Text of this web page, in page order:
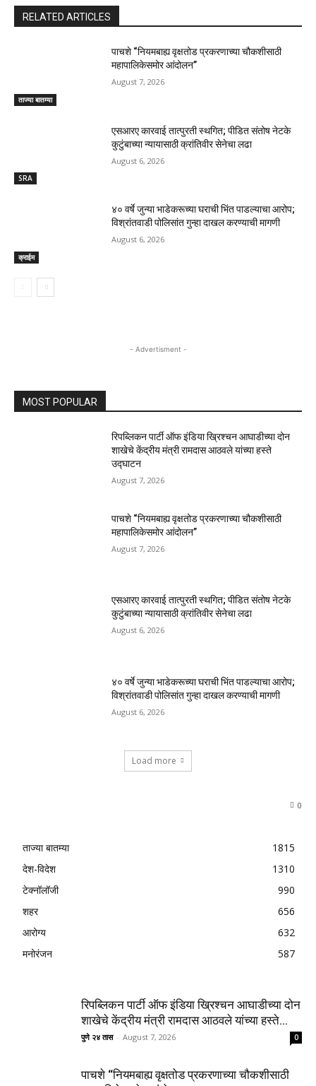
RELATED ARTICLES
ताज्या बातम्या
पाचशे “नियमबाह्य वृक्षतोड प्रकरणाच्या चौकशीसाठी
महापालिकेसमोर आंदोलन”
August 7, 2026
SRA
एसआरए कारवाई तात्पुरती स्थगित; पीडित संतोष नेटके
कुटुंबाच्या न्यायासाठी क्रांतिवीर सेनेचा लढा
August 6, 2026
क्राईम
४० वर्षे जुन्या भाडेकरूच्या घराची भिंत पाडल्याचा आरोप;
विश्रांतवाडी पोलिसांत गुन्हा दाखल करण्याची मागणी
August 6, 2026
- Advertisment -
MOST POPULAR
रिपब्लिकन पार्टी ऑफ इंडिया ख्रिश्चन आघाडीच्या दोन
शाखेचे केंद्रीय मंत्री रामदास आठवले यांच्या हस्ते
उद्घाटन
August 7, 2026
पाचशे “नियमबाह्य वृक्षतोड प्रकरणाच्या चौकशीसाठी
महापालिकेसमोर आंदोलन”
August 7, 2026
एसआरए कारवाई तात्पुरती स्थगित; पीडित संतोष नेटके
कुटुंबाच्या न्यायासाठी क्रांतिवीर सेनेचा लढा
August 6, 2026
४० वर्षे जुन्या भाडेकरूच्या घराची भिंत पाडल्याचा आरोप;
विश्रांतवाडी पोलिसांत गुन्हा दाखल करण्याची मागणी
August 6, 2026
Load more
0
ताज्या बातम्या
1815
देश-विदेश
1310
टेक्नॉलॉजी
990
शहर
656
आरोग्य
632
मनोरंजन
587
रिपब्लिकन पार्टी ऑफ इंडिया ख्रिश्चन आघाडीच्या दोन
शाखेचे केंद्रीय मंत्री रामदास आठवले यांच्या हस्ते...
पुणे २४ तास - August 7, 2026 0
पाचशे “नियमबाह्य वृक्षतोड प्रकरणाच्या चौकशीसाठी